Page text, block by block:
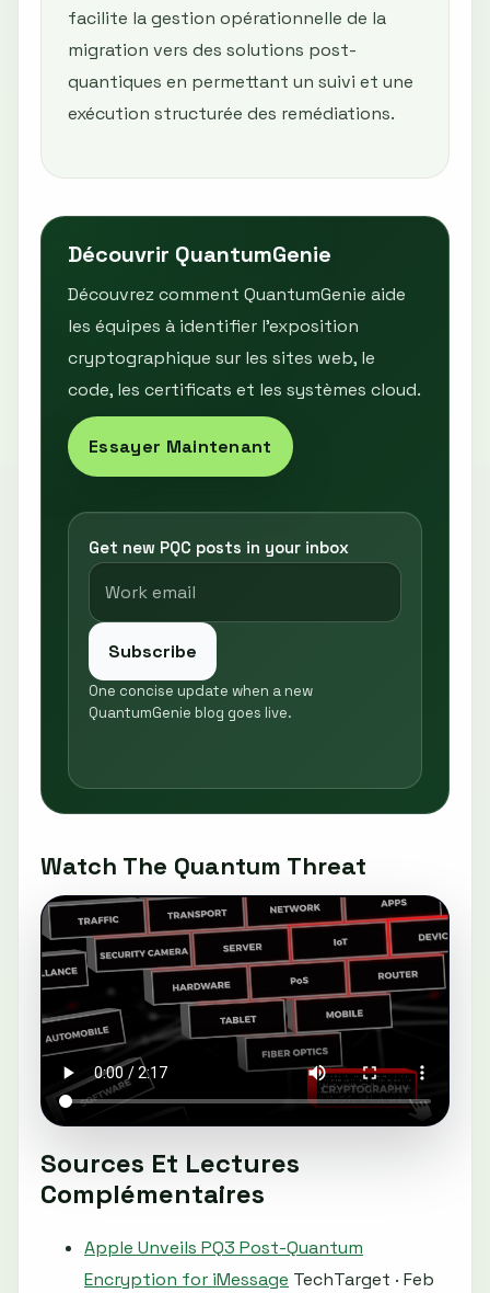
facilite la gestion opérationnelle de la
migration vers des solutions post-
quantiques en permettant un suivi et une
exécution structurée des remédiations.
Découvrir QuantumGenie
Découvrez comment QuantumGenie aide
les équipes à identifier l’exposition
cryptographique sur les sites web, le
code, les certificats et les systèmes cloud.
Essayer Maintenant
Get new PQC posts in your inbox
Subscribe
One concise update when a new
QuantumGenie blog goes live.
Watch The Quantum Threat
Sources Et Lectures
Complémentaires
Apple Unveils PQ3 Post-Quantum
Encryption for iMessage TechTarget · Feb